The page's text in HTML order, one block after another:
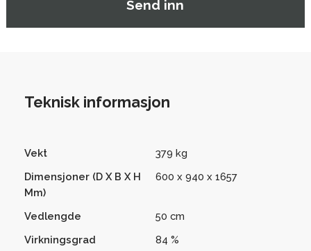
Teknisk informasjon
Vekt 379 kg
Dimensjoner (D X B X H
Mm)
600 x 940 x 1657
Vedlengde 50 cm
Virkningsgrad 84 %